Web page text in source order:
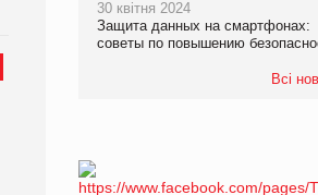
30 квітня 2024
Защита данных на смартфонах:
советы по повышению
Всі